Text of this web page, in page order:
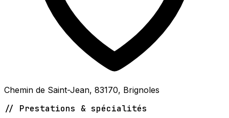
Chemin de Saint-Jean, 83170, Brignoles
// Prestations & spécialités